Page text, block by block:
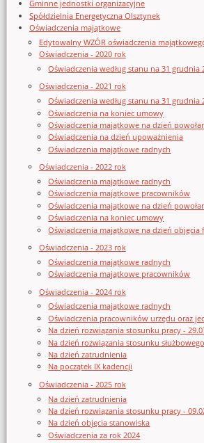
Gminne jednostki organizacyjne
Spółdzielnia Energetyczna Olsztynek
Oświadczenia majątkowe
Edytowalny WZÓR oświadczenia
Oświadczenia - 2020 rok
Oświadczenia według stanu na 31 grudnia
Oświadczenia - 2021 rok
Oświadczenia według stanu na 31 grudnia
Oświadczenia na koniec umowy
Oświadczenia majątkowe na dzień
Oświadczenia na dzień upoważnienia
Oświadczenia majątkowe radnych
Oświadczenia - 2022 rok
Oświadczenia majątkowe radnych
Oświadczenia majątkowe pracowników
Oświadczenia majątkowe na dzień
Oświadczenia na koniec umowy
Oświadczenia majątkowe na dzień objęcia
Oświadczenia - 2023 rok
Oświadczenia majątkowe radnych
Oświadczenia majątkowe pracowników
Oświadczenia - 2024 rok
Oświadczenia majątkowe radnych
Oświadczenia pracowników urzędu oraz
Na dzień rozwiązania stosunku pracy -
Na dzień rozwiązania stosunku służbowego
Na dzień zatrudnienia
Na początek IX kadencji
Oświadczenia - 2025 rok
Na dzień zatrudnienia
Na dzień rozwiązania stosunku pracy -
Na dzień objęcia stanowiska
Oświadczenia za rok 2024